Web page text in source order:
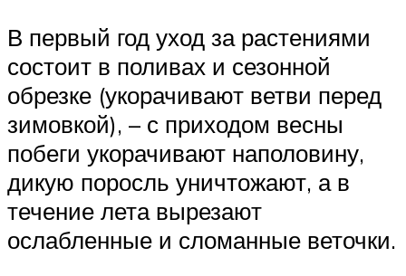
В первый год уход за растениями
состоит в поливах и сезонной
обрезке (укорачивают ветви перед
зимовкой), – с приходом весны
побеги укорачивают наполовину,
дикую поросль уничтожают, а в
течение лета вырезают
ослабленные и сломанные веточки.